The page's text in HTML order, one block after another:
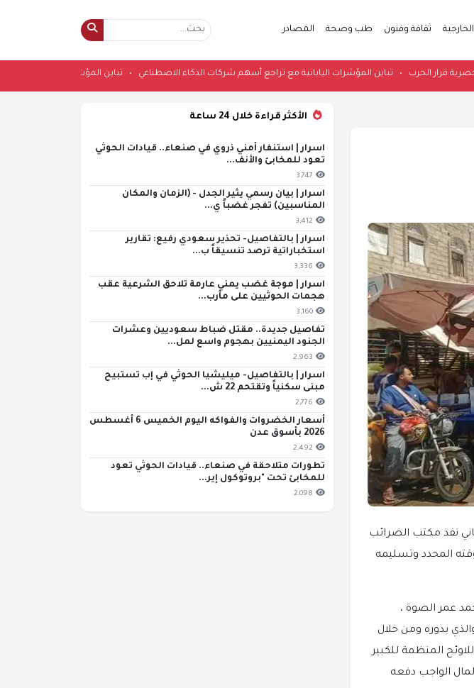
ثقافة وفنون طب وصحة المصادر
وتؤكد حصرية قرار الحرب•تباين المؤشرات اليابانية مع تراجع أسهم شركات الذكاء الاصطناعي•تباين المؤشرات
نفذ مكتب الضرائب
المحدد وتسليمه
عمر الصوة ،
بدوره ومن خلال
المنظمة للكبير
الواجب دفعه
الأكثر قراءة خلال 24 ساعة
اسرار | استنفار أمني ذروي في صنعاء.. قيادات الحوثي
تعود للمخابئ والأنف...
3,747
اسرار | بيان رسمي يثير الجدل - (الزمان والمكان
المناسبين) تفجر غضباً ي...
3,412
اسرار | بالتفاصيل- تحذير سعودي رفيع: تقارير
استخباراتية ترصد تنسيقاً ب...
3,336
اسرار | موجة غضب يمني عارمة تلاحق الشرعية عقب
هجمات الحوثيين على مأرب...
3,160
تفاصيل جديدة.. مقتل ضباط سعوديين وعشرات
الجنود اليمنيين بهجوم واسع لمل...
2,963
اسرار | بالتفاصيل- ميليشيا الحوثي في إب تستبيح
مبنى سكنياً وتقتحم 22 ش...
2,776
أسعار الخضروات والفواكه اليوم الخميس 6 أغسطس
2026 بأسوق عدن
2,492
تطورات متلاحقة في صنعاء.. قيادات الحوثي تعود
للمخابئ تحت "بروتوكول إير...
2,098